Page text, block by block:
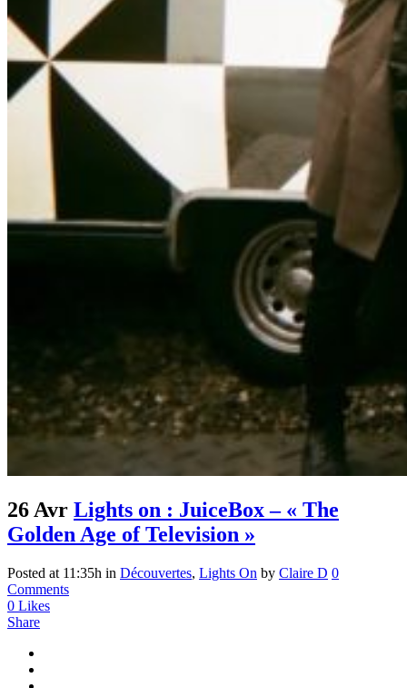
26 Avr Lights on : JuiceBox – « The
Golden Age of Television »
Posted at 11:35h in Découvertes, Lights On by Claire D 0
Comments
0 Likes
Share